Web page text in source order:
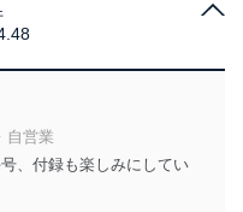
提供に際して、その利
、当社が保有している
利用、第三者への提
いてはこれらの取り組
教育を徹底してまいり
いために、適切な管理
自営業
、付録も楽しみにしてい